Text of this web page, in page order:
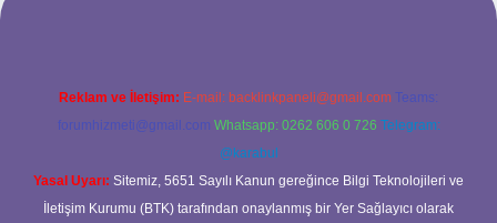
Reklam ve İletişim: E-mail: backlinkpaneli@gmail.com Teams:
forumhizmeti@gmail.com Whatsapp: 0262 606 0 726 Telegram:
@karabul
Yasal Uyarı: Sitemiz, 5651 Sayılı Kanun gereğince Bilgi Teknolojileri ve
İletişim Kurumu (BTK) tarafından onaylanmış bir Yer Sağlayıcı olarak